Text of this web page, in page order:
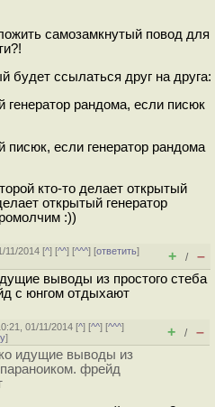
самозамкнутый повод для
будет ссылаться друг на друга:
генератор рандома, если писюк
писюк, если генератор рандома
кто-то делает открытый
открытый генератор
:))
11/2014 [^] [^^] [^^^] [ответить]
+ / –
выводы из простого стеба
с юнгом отдыхают
01/11/2014 [^] [^^] [^^^]
] + / –
идущие выводы из
фрейд